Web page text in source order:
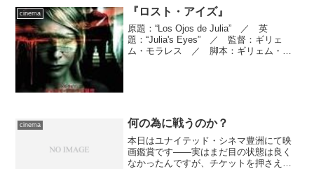
映画館へ。但し今度は西新...
cinema 『ロスト・アイズ』
原題：“Los Ojos de Julia” ／ 英
題：“Julia's Eyes” ／ 監督：ギリェ
ム・モラレス ／ 脚本：ギリェム・モ
cinema 何の為に戦うのか？
本日はユナイテッド・シネマ豊洲にて映
画鑑賞です――実はまだ目の状態は良く
なかったんですが、チケットを押さえち